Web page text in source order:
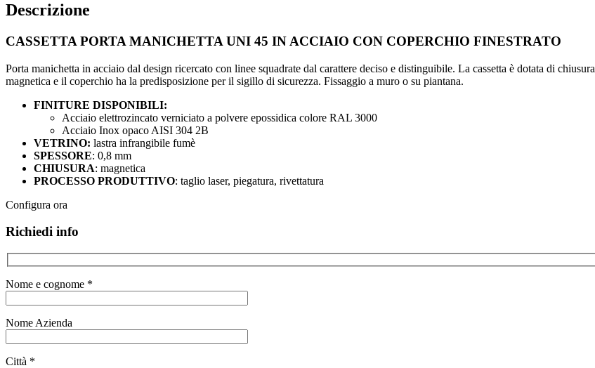
Descrizione
CASSETTA PORTA MANICHETTA UNI 45 IN ACCIAIO CON COPERCHIO FINESTRATO
Porta manichetta in acciaio dal design ricercato con linee squadrate dal carattere deciso e distinguibile. La cassetta è dotata di chiusura
magnetica e il coperchio ha la predisposizione per il sigillo di sicurezza. Fissaggio a muro o su piantana.
FINITURE DISPONIBILI:
Acciaio elettrozincato verniciato a polvere epossidica colore RAL 3000
Acciaio Inox opaco AISI 304 2B
VETRINO: lastra infrangibile fumè
SPESSORE: 0,8 mm
CHIUSURA: magnetica
PROCESSO PRODUTTIVO: taglio laser, piegatura, rivettatura
Configura ora
Richiedi info
Nome e cognome *
Nome Azienda
Città *